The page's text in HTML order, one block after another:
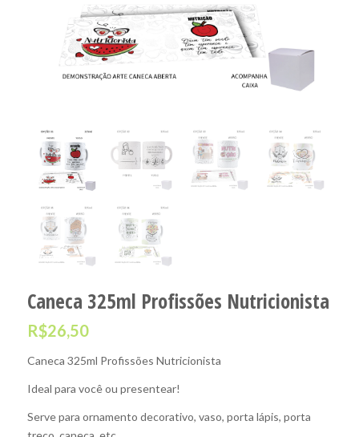
Caneca 325ml Profissões Nutricionista
R$26,50
Caneca 325ml Profissões Nutricionista
Ideal para você ou presentear!
Serve para ornamento decorativo, vaso, porta lápis, porta